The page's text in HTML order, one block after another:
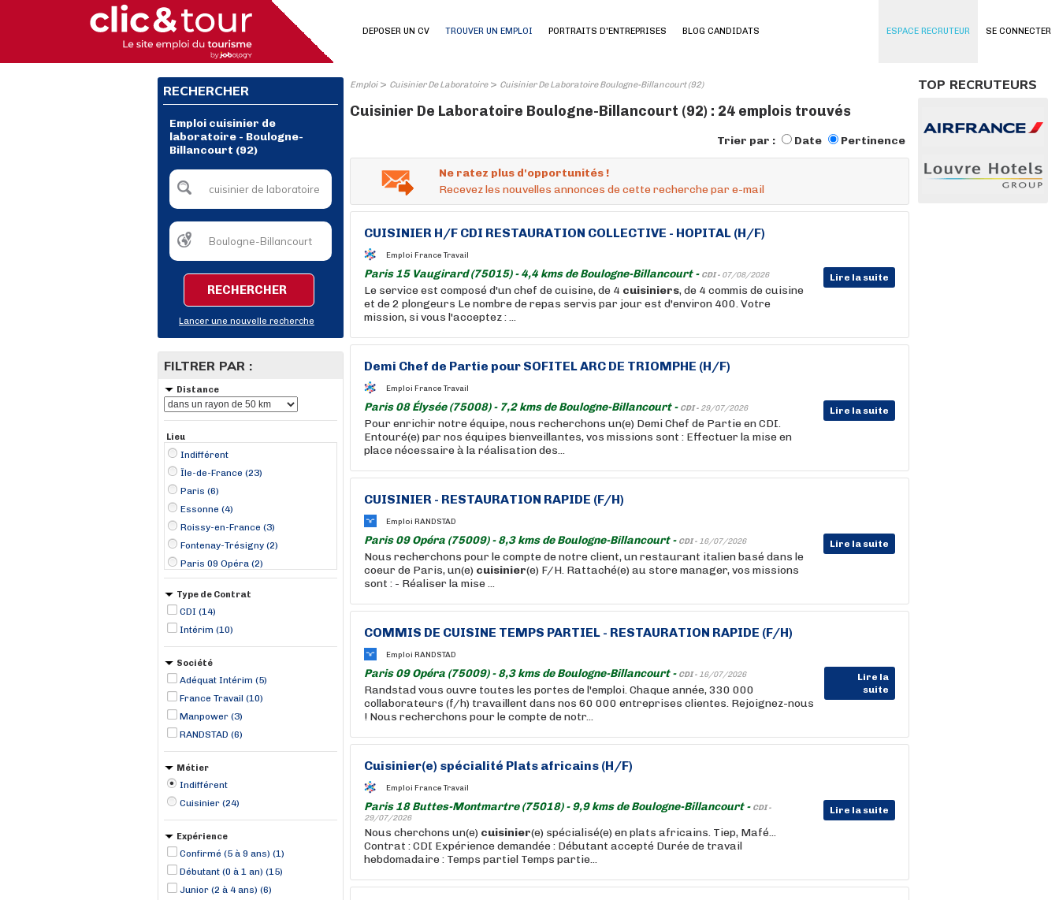
SE CONNECTER
DEPOSER UN CV TROUVER UN EMPLOI PORTRAITS D'ENTREPRISES BLOG CANDIDATS ESPACE RECRUTEUR
RECHERCHER
Emploi cuisinier de
laboratoire - Boulogne-
Billancourt (92)
RECHERCHER
Lancer une nouvelle recherche
FILTRER PAR :
Distance
Lieu
Indifférent
Île-de-France (23)
Paris (6)
Essonne (4)
Roissy-en-France (3)
Fontenay-Trésigny (2)
Paris 09 Opéra (2)
Paris 18 Buttes-Montmartre (2)
Évry (2)
Hauts-de-France (1)
Arpajon (1)
Type de Contrat
CDI (14)
Intérim (10)
Société
Adéquat Intérim (5)
France Travail (10)
Manpower (3)
RANDSTAD (6)
Métier
Indifférent
Cuisinier (24)
Expérience
Confirmé (5 à 9 ans) (1)
Débutant (0 à 1 an) (15)
Junior (2 à 4 ans) (6)
Emploi> Cuisinier De Laboratoire> Cuisinier De Laboratoire Boulogne-Billancourt (92)
Cuisinier De Laboratoire Boulogne-Billancourt (92) : 24 emplois trouvés
Trier par : Date Pertinence
Ne ratez plus d'opportunités !
Recevez les nouvelles annonces de cette recherche par e-mail
CUISINIER H/F CDI RESTAURATION COLLECTIVE - HOPITAL (H/F)
Emploi France Travail
Paris 15 Vaugirard (75015) - 4,4 kms de Boulogne-Billancourt - CDI - 07/08/2026 Lire la suite
Le service est composé d'un chef de cuisine, de 4 cuisiniers, de 4 commis de cuisine
et de 2 plongeurs Le nombre de repas servis par jour est d'environ 400. Votre
mission, si vous l'acceptez : ...
Demi Chef de Partie pour SOFITEL ARC DE TRIOMPHE (H/F)
Emploi France Travail
Paris 08 Élysée (75008) - 7,2 kms de Boulogne-Billancourt - CDI - 29/07/2026 Lire la suite
Pour enrichir notre équipe, nous recherchons un(e) Demi Chef de Partie en CDI.
Entouré(e) par nos équipes bienveillantes, vos missions sont : Effectuer la mise en
place nécessaire à la réalisation des...
CUISINIER - RESTAURATION RAPIDE (F/H)
Emploi RANDSTAD
Paris 09 Opéra (75009) - 8,3 kms de Boulogne-Billancourt - CDI - 16/07/2026 Lire la suite
Nous recherchons pour le compte de notre client, un restaurant italien basé dans le
coeur de Paris, un(e) cuisinier(e) F/H. Rattaché(e) au store manager, vos missions
sont : - Réaliser la mise ...
COMMIS DE CUISINE TEMPS PARTIEL - RESTAURATION RAPIDE (F/H)
Emploi RANDSTAD
Paris 09 Opéra (75009) - 8,3 kms de Boulogne-Billancourt - CDI - 16/07/2026
Lire la
suite
Randstad vous ouvre toutes les portes de l'emploi. Chaque année, 330 000
collaborateurs (f/h) travaillent dans nos 60 000 entreprises clientes. Rejoignez-nous
! Nous recherchons pour le compte de notr...
Cuisinier(e) spécialité Plats africains (H/F)
Emploi France Travail
Paris 18 Buttes-Montmartre (75018) - 9,9 kms de Boulogne-Billancourt - CDI -
29/07/2026
Lire la suite
Nous cherchons un(e) cuisinier(e) spécialisé(e) en plats africains. Tiep, Mafé...
Contrat : CDI Expérience demandée : Débutant accepté Durée de travail
hebdomadaire : Temps partiel Temps partie...
TOP RECRUTEURS